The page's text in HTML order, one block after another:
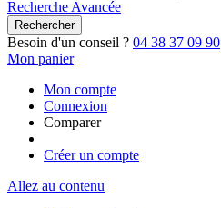
Recherche Avancée
Rechercher
Besoin d'un conseil ? 04 38 37 09 90
Mon panier
Mon compte
Connexion
Comparer
Créer un compte
Allez au contenu